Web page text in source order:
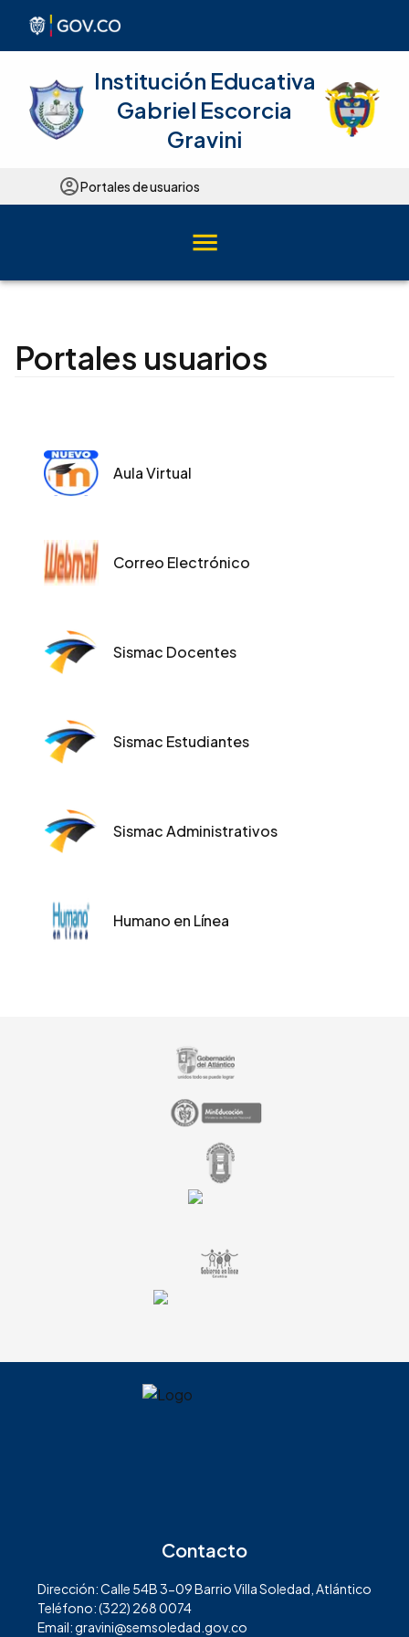
Institución Educativa
Gabriel Escorcia
Gravini
Portales de usuarios
Portales usuarios
Aula Virtual
Correo Electrónico
Sismac Docentes
Sismac Estudiantes
Sismac Administrativos
Humano en Línea
Contacto
Dirección: Calle 54B 3-09 Barrio Villa Soledad, Atlántico
Teléfono: (322) 268 0074
Email: gravini@semsoledad.gov.co